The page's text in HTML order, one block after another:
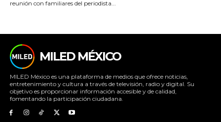
reunión con familiares del periodista...
MILED MÉXICO
MILED México es una plataforma de medios que ofrece noticias,
entretenimiento y cultura a través de televisión, radio y digital. Su
objetivo es proporcionar información accesible y de calidad,
fomentando la participación ciudadana.